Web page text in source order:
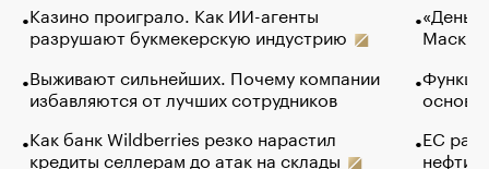
Казино проиграло. Как ИИ-агенты
разрушают букмекерскую индустрию
Выживают сильнейших. Почему компании
избавляются от лучших сотрудников
Как банк Wildberries резко нарастил
кредиты селлерам до атак на склады
Маск в
основ
ЕС
нефти